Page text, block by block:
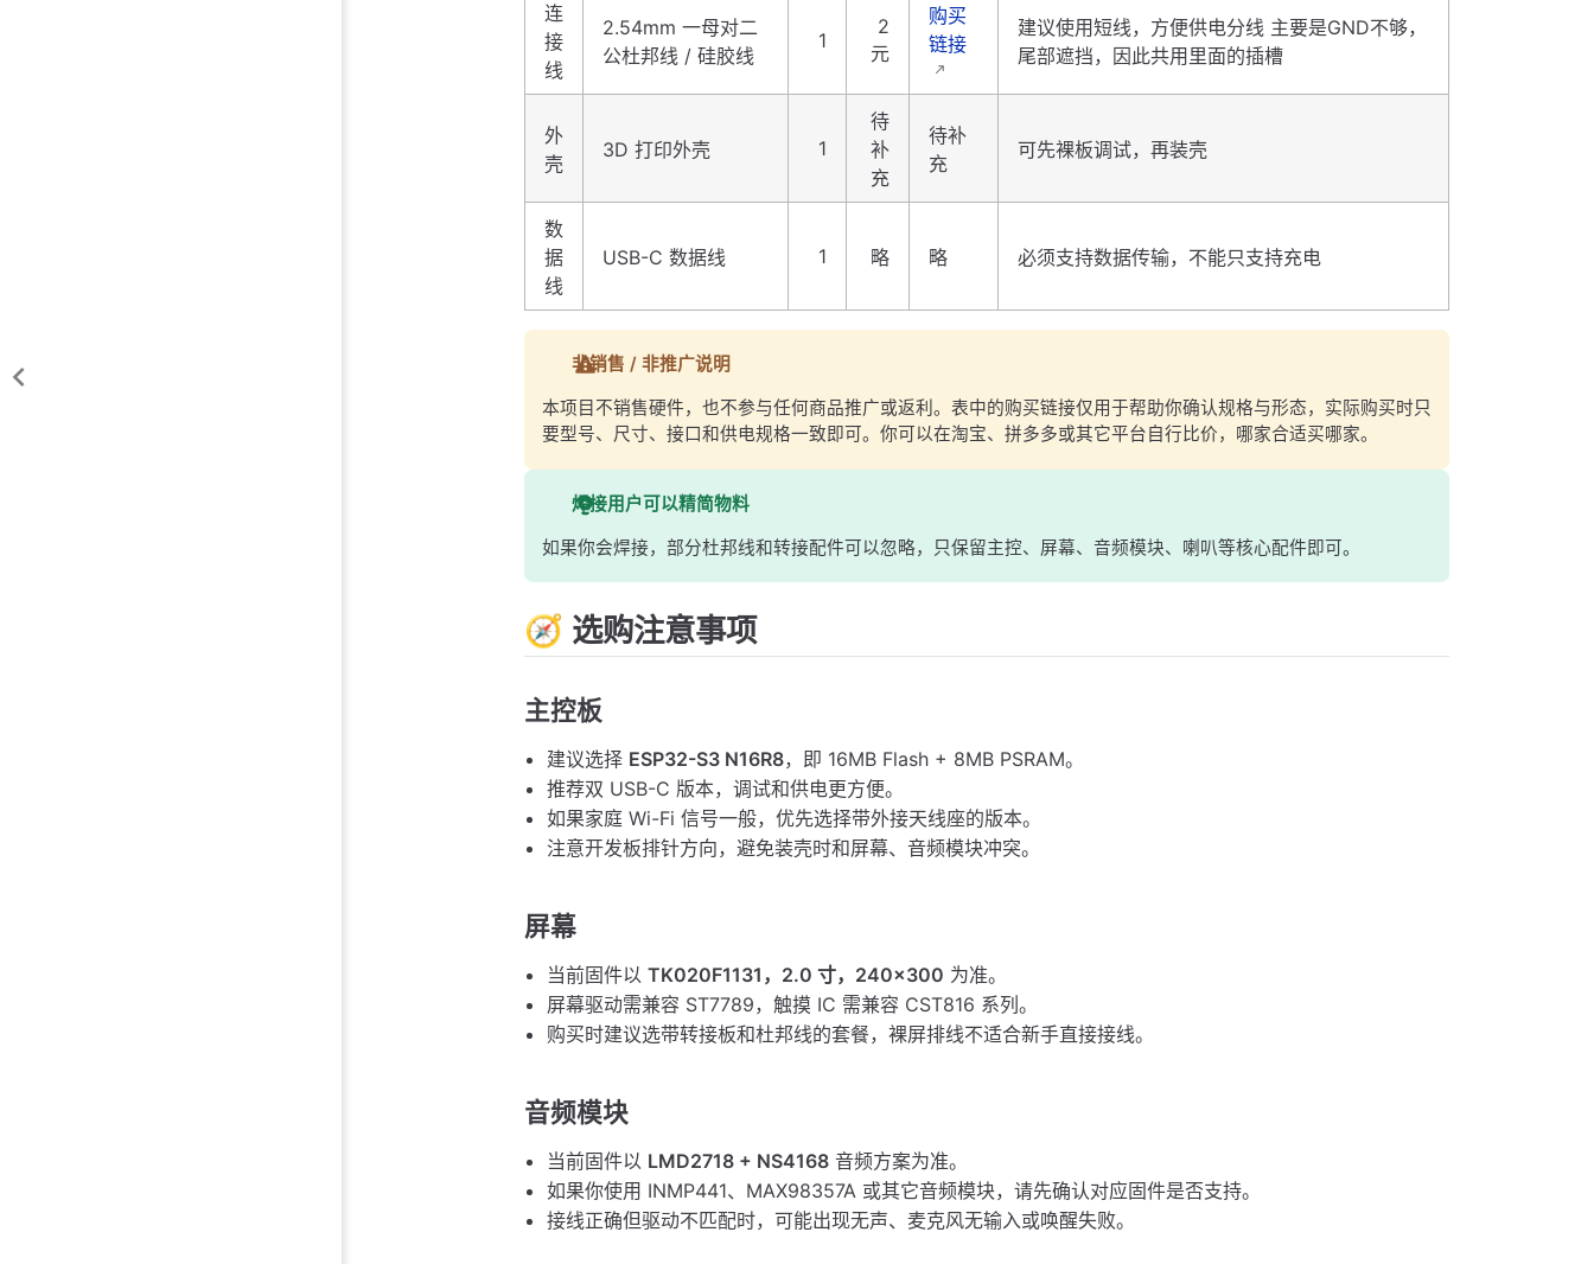
连
接
线
2.54mm 一母对二
公杜邦线 / 硅胶线
1
2
元
购买
链接
建议使用短线，方便供电分线 主要是GND不够，
尾部遮挡，因此共用里面的插槽
外
壳
3D 打印外壳 1
待
补
充
待补
充
可先裸板调试，再装壳
数
据
线
USB-C 数据线 1 略 略 必须支持数据传输，不能只支持充电
非销售 / 非推广说明
本项目不销售硬件，也不参与任何商品推广或返利。表中的购买链接仅用于帮助你确认规格与形态，实际购买时只
要型号、尺寸、接口和供电规格一致即可。你可以在淘宝、拼多多或其它平台自行比价，哪家合适买哪家。
焊接用户可以精简物料
如果你会焊接，部分杜邦线和转接配件可以忽略，只保留主控、屏幕、音频模块、喇叭等核心配件即可。
🧭 选购注意事项
主控板
建议选择 ESP32-S3 N16R8，即 16MB Flash + 8MB PSRAM。
推荐双 USB-C 版本，调试和供电更方便。
如果家庭 Wi-Fi 信号一般，优先选择带外接天线座的版本。
注意开发板排针方向，避免装壳时和屏幕、音频模块冲突。
屏幕
当前固件以TK020F1131，2.0 寸，240×300 为准。
屏幕驱动需兼容 ST7789，触摸 IC 需兼容 CST816 系列。
购买时建议选带转接板和杜邦线的套餐，裸屏排线不适合新手直接接线。
音频模块
当前固件以 LMD2718 + NS4168 音频方案为准。
如果你使用 INMP441、MAX98357A 或其它音频模块，请先确认对应固件是否支持。
接线正确但驱动不匹配时，可能出现无声、麦克风无输入或唤醒失败。